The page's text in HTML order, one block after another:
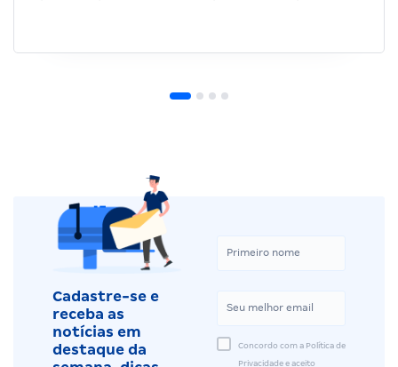
Cadastre-se e
receba as
notícias em
destaque da
Concordo com a Política de
Privacidade e aceito